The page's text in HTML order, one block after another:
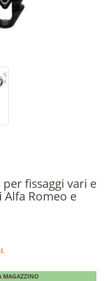
fissaggi vari e
Romeo e
MAGAZZINO